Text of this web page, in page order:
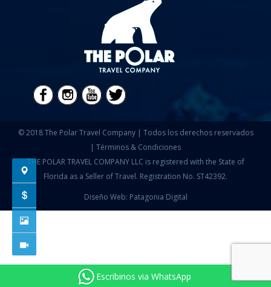
© 2018 The Polar Travel Company | Todos los derechos reservados
| Términos & Condiciones
THE POLAR TRAVEL COMPANY LLC is registered with the State of
Florida as a Seller of Travel. Registration No. ST42392.
Diseño Web: Patagonia Digital
Escribinos via WhatsApp